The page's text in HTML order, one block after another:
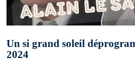
Un si grand soleil
2024